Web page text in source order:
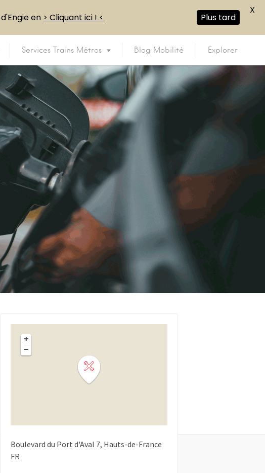
Services Trains Métros Blog Mobilité Explorer
+
−
Boulevard du Port d'Aval 7 Hauts-de-France
FR
d'Engie en > Cliquant ici ! < Plus tard
X